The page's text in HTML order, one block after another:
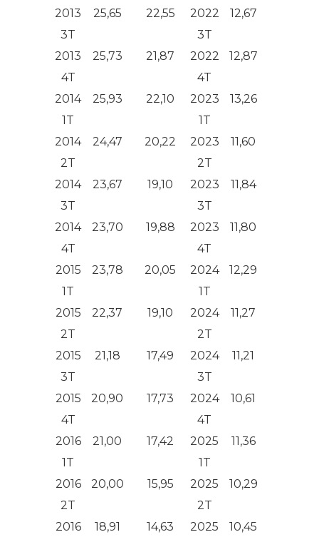
2013
3T
25,65 22,55
2022
3T
12,67
2013
4T
25,73 21,87
2022
4T
12,87
2014
1T
25,93 22,10
2023
1T
13,26
2014
2T
24,47 20,22
2023
2T
11,60
2014
3T
23,67 19,10
2023
3T
11,84
2014
4T
23,70 19,88
2023
4T
11,80
2015
1T
23,78 20,05
2024
1T
12,29
2015
2T
22,37 19,10
2024
2T
11,27
2015
3T
21,18 17,49
2024
3T
11,21
2015
4T
20,90 17,73
2024
4T
10,61
2016
1T
21,00 17,42
2025
1T
11,36
2016
2T
20,00 15,95
2025
2T
10,29
2016
18,91 14,63
2025
10,45